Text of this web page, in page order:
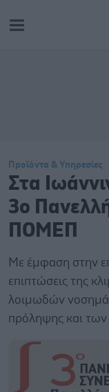
Προϊόντα & Υπηρεσίες
Στα
3ο
ΠΟΜΕΠ
Με έμφαση στην
επιπτώσεις της
λοιμωδών
πρόληψης και